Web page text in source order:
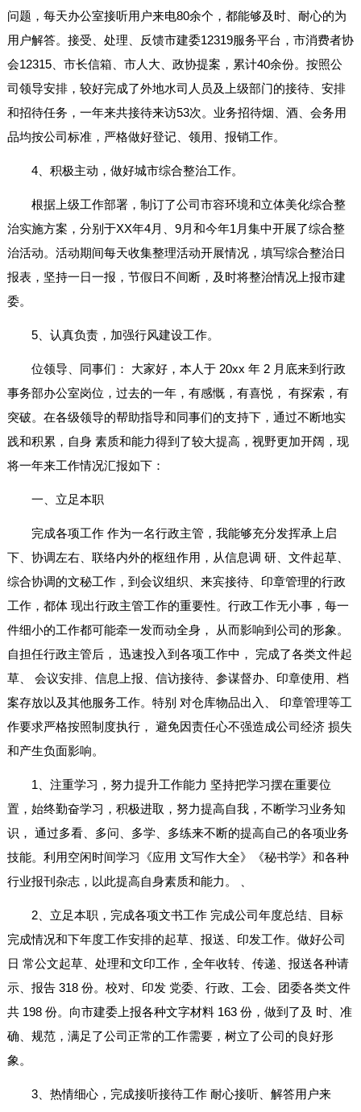
问题，每天办公室接听用户来电80余个，都能够及时、耐心的为
用户解答。接受、处理、反馈市建委12319服务平台，市消费者协
会12315、市长信箱、市人大、政协提案，累计40余份。按照公
司领导安排，较好完成了外地水司人员及上级部门的接待、安排
和招待任务，一年来共接待来访53次。业务招待烟、酒、会务用
品均按公司标准，严格做好登记、领用、报销工作。
4、积极主动，做好城市综合整治工作。
根据上级工作部署，制订了公司市容环境和立体美化综合整
治实施方案，分别于XX年4月、9月和今年1月集中开展了综合整
治活动。活动期间每天收集整理活动开展情况，填写综合整治日
报表，坚持一日一报，节假日不间断，及时将整治情况上报市建
委。
5、认真负责，加强行风建设工作。
位领导、同事们： 大家好，本人于 20xx 年 2 月底来到行政
事务部办公室岗位，过去的一年，有感慨，有喜悦， 有探索，有
突破。在各级领导的帮助指导和同事们的支持下，通过不断地实
践和积累，自身 素质和能力得到了较大提高，视野更加开阔，现
将一年来工作情况汇报如下：
一、立足本职
完成各项工作 作为一名行政主管，我能够充分发挥承上启
下、协调左右、联络内外的枢纽作用，从信息调 研、文件起草、
综合协调的文秘工作，到会议组织、来宾接待、印章管理的行政
工作，都体 现出行政主管工作的重要性。行政工作无小事，每一
件细小的工作都可能牵一发而动全身， 从而影响到公司的形象。
自担任行政主管后， 迅速投入到各项工作中， 完成了各类文件起
草、 会议安排、信息上报、信访接待、参谋督办、印章使用、档
案存放以及其他服务工作。特别 对仓库物品出入、 印章管理等工
作要求严格按照制度执行， 避免因责任心不强造成公司经济 损失
和产生负面影响。
1、注重学习，努力提升工作能力 坚持把学习摆在重要位
置，始终勤奋学习，积极进取，努力提高自我，不断学习业务知
识， 通过多看、多问、多学、多练来不断的提高自己的各项业务
技能。利用空闲时间学习《应用 文写作大全》《秘书学》和各种
行业报刊杂志，以此提高自身素质和能力。 、
2、立足本职，完成各项文书工作 完成公司年度总结、目标
完成情况和下年度工作安排的起草、报送、印发工作。做好公司
日 常公文起草、处理和文印工作，全年收转、传递、报送各种请
示、报告 318 份。校对、印发 党委、行政、工会、团委各类文件
共 198 份。向市建委上报各种文字材料 163 份，做到了及 时、准
确、规范，满足了公司正常的工作需要，树立了公司的良好形
象。
3、热情细心，完成接听接待工作 耐心接听、解答用户来